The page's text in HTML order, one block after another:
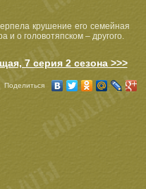
крушение его семейная
и о головотяпском – другого.
7 серия 2 сезона >>>
Поделиться